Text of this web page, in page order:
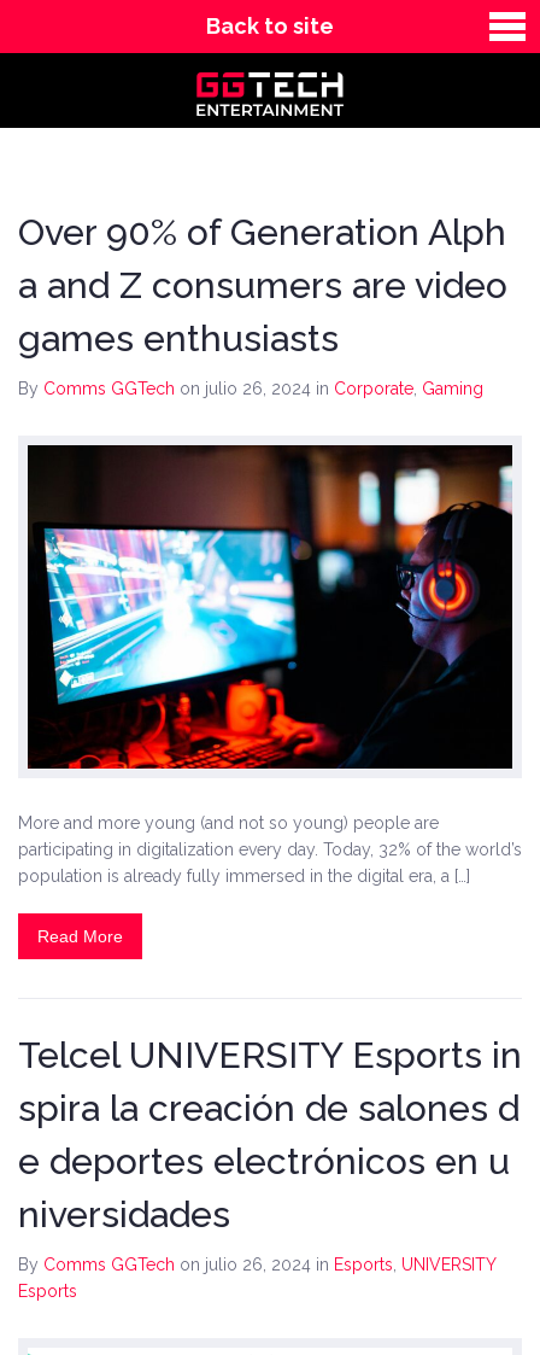
Back to site
Contact
Over 90% of Generation Alph
a and Z consumers are video
games enthusiasts
By Comms GGTech on julio 26, 2024 in Corporate Gaming
More and more young (and not so young) people are
participating in digitalization every day. Today, 32% of the world’s
population is already fully immersed in the digital era, a […]
Read More
Telcel UNIVERSITY Esports in
spira la creación de salones d
e deportes electrónicos en u
niversidades
By Comms GGTech on julio 26, 2024 in Esports UNIVERSITY
Esports